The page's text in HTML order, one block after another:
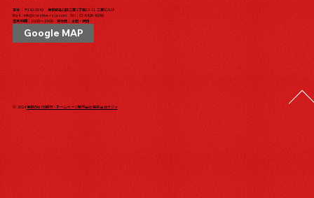
本社：〒142-0043 東京都品川区二葉1丁目10-11 二葉ビル1F
Mail： info@creative-raja.com Tel： 03-6426-6166
営業時間：10:00〜19:00 定休日：土日・祝日
Google MAP
© 2024東京のWEB制作・ホームページ制作会社 株式会社ラジャ